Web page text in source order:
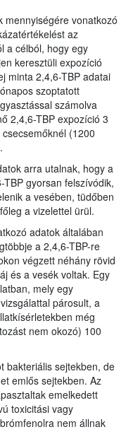
mennyiségére vonatkozó
az
a célból, hogy egy
keresztüli expozíció
minta 2,4,6-TBP adatai
szoptatott
számolva
2,4,6-TBP expozíció 3
(1200
arra utalnak, hogy a
gyorsan felszívódik,
a vesében, tüdőben
a vizelettel ürül.
adatok általában
a 2,4,6-TBP-re
végzett néhány rövid
és a vesék voltak. Egy
mely egy
párosult, a
még
nem okozó) 100
bakteriális sejtekben, de
emlős sejtekben. Az
emelkedett
toxicitási vagy
nem állnak